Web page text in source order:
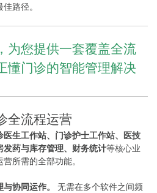
路径。
为您提供一套覆盖全流
懂门诊的智能管理解决
全流程运营
医生工作站、门诊护士工作站、医技
药与库存管理、财务统计等核心业
所需的全部功能。
协同运作。
无需在多个软件之间频